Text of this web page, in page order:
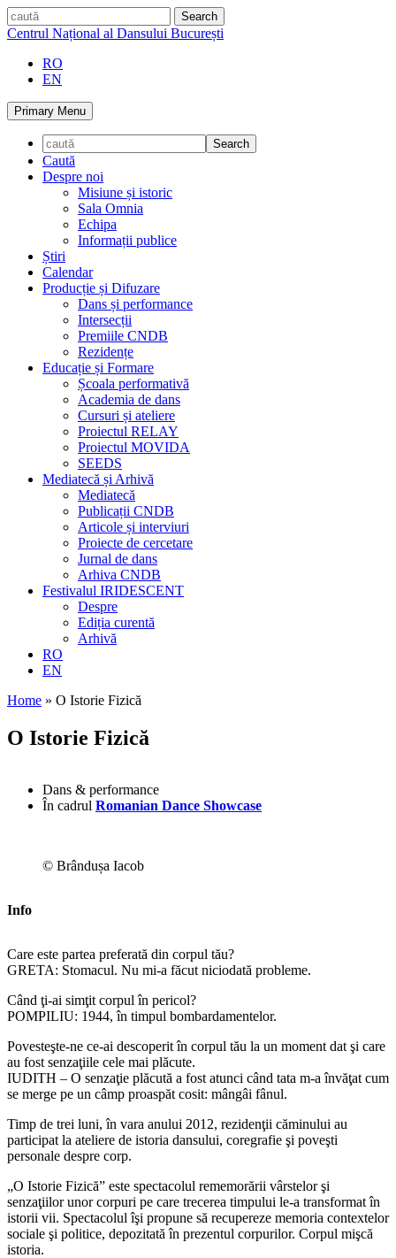
Skip
to
caută
Centrul Național al Dansului București
RO
EN
Primary Menu
Caută
Despre noi
Misiune și istoric
Sala Omnia
Echipa
Informații publice
Știri
Calendar
Producție și Difuzare
Dans și performance
Intersecții
Premiile CNDB
Rezidențe
Educație și Formare
Școala performativă
Academia de dans
Cursuri și ateliere
Proiectul RELAY
Proiectul MOVIDA
SEEDS
Mediatecă și Arhivă
Mediatecă
Publicații CNDB
Articole și interviuri
Proiecte de cercetare
Jurnal de dans
Arhiva CNDB
Festivalul IRIDESCENT
Despre
Ediția curentă
Arhivă
RO
EN
Home » O Istorie Fizică
O Istorie Fizică
Dans & performance
În cadrul Romanian Dance Showcase
© Brândușa Iacob
Info
Care este partea preferată din corpul tău?
GRETA: Stomacul. Nu mi-a făcut niciodată probleme.
Când ţi-ai simţit corpul în pericol?
POMPILIU: 1944, în timpul bombardamentelor.
Povesteşte-ne ce-ai descoperit în corpul tău la un moment dat şi care
au fost senzaţiile cele mai plăcute.
IUDITH – O senzaţie plăcută a fost atunci când tata m-a învăţat cum
se merge pe un câmp proaspăt cosit: mângâi fânul.
Timp de trei luni, în vara anului 2012, rezidenţii căminului au
participat la ateliere de istoria dansului, coregrafie şi poveşti
personale despre corp.
„O Istorie Fizică” este spectacolul rememorării vârstelor şi
senzaţiilor unor corpuri pe care trecerea timpului le-a transformat în
istorii vii. Spectacolul îşi propune să recupereze memoria contextelor
sociale şi politice, depozitată în prezentul corpurilor. Corpul mişcă
istoria.